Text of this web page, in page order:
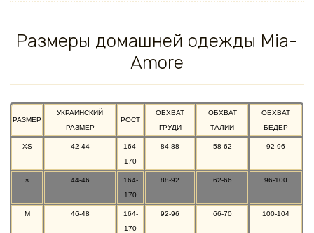
Размеры домашней одежды Mia-
Amore
РАЗМЕР
УКРАИНСКИЙ
РАЗМЕР
РОСТ
ОБХВАТ
ГРУДИ
ОБХВАТ
ТАЛИИ
ОБХВАТ
БЕДЕР
XS 42-44
164-
170
84-88 58-62 92-96
s 44-46
164-
170
88-92 62-66 96-100
M 46-48
164-
170
92-96 66-70 100-104